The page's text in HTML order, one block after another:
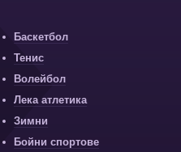
Баскетбол
Тенис
Волейбол
Лека атлетика
Зимни
Бойни спортове